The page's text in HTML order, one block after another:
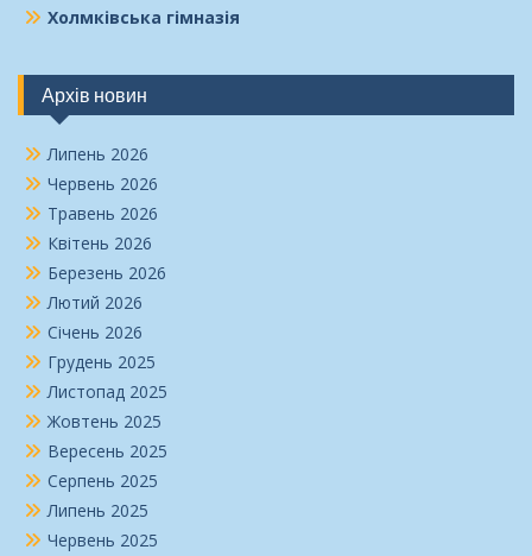
Холмківська гімназія
Архів новин
Липень 2026
Червень 2026
Травень 2026
Квітень 2026
Березень 2026
Лютий 2026
Січень 2026
Грудень 2025
Листопад 2025
Жовтень 2025
Вересень 2025
Серпень 2025
Липень 2025
Червень 2025